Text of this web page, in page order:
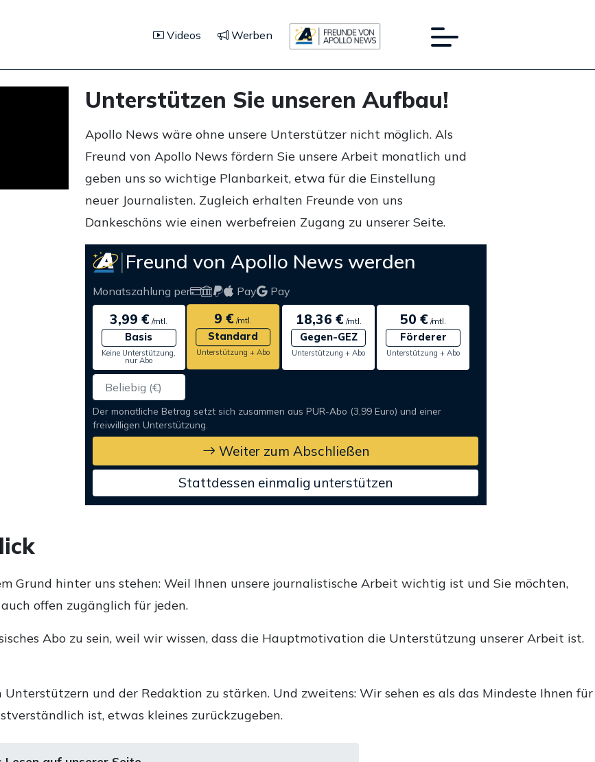
Videos Werben
Unterstützen Sie unseren Aufbau!
Apollo News wäre ohne unsere Unterstützer nicht möglich. Als
Freund von Apollo News fördern Sie unsere Arbeit monatlich und
geben uns so wichtige Planbarkeit, etwa für die Einstellung
neuer Journalisten. Zugleich erhalten Freunde von uns
Dankeschöns wie einen werbefreien Zugang zu unserer Seite.
Freund von Apollo News werden
Monatszahlung per Pay Pay
3,99 € /mtl.
Basis
Keine Unterstützung,
nur Abo
9 € /mtl.
Standard
Unterstützung + Abo
18,36 €/mtl.
Gegen-GEZ
Unterstützung + Abo
50 € /mtl.
Förderer
Unterstützung + Abo
Der monatliche Betrag setzt sich zusammen aus PUR-Abo (3,99 Euro) und einer
freiwilligen Unterstützung.
Weiter zum Abschließen
Stattdessen einmalig unterstützen
Grund hinter uns stehen: Weil Ihnen unsere journalistische Arbeit wichtig ist und Sie möchten,
offen zugänglich für jeden.
Abo zu sein, weil wir wissen, dass die Hauptmotivation die Unterstützung unserer Arbeit ist.
und der Redaktion zu stärken. Und zweitens: Wir sehen es als das Mindeste Ihnen für
ist, etwas kleines zurückzugeben.